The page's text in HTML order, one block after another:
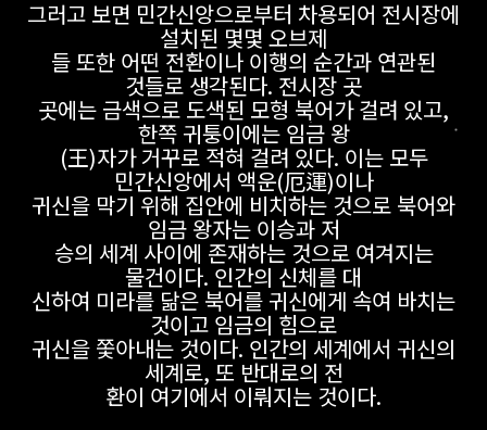
그러고 보면 민간신앙으로부터 차용되어 전시장에
설치된 몇몇 오브제
들 또한 어떤 전환이나 이행의 순간과 연관된
것들로 생각된다. 전시장 곳
곳에는 금색으로 도색된 모형 북어가 걸려 있고,
한쪽 귀퉁이에는 임금 왕
(王)자가 거꾸로 적혀 걸려 있다. 이는 모두
민간신앙에서 액운(厄運)이나
귀신을 막기 위해 집안에 비치하는 것으로 북어와
임금 왕자는 이승과 저
승의 세계 사이에 존재하는 것으로 여겨지는
물건이다. 인간의 신체를 대
신하여 미라를 닮은 북어를 귀신에게 속여 바치는
것이고 임금의 힘으로
귀신을 쫓아내는 것이다. 인간의 세계에서 귀신의
세계로, 또 반대로의 전
환이 여기에서 이뤄지는 것이다.